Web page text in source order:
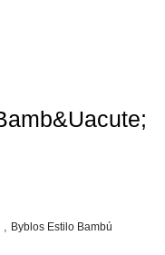
Byblos Estilo Bambú